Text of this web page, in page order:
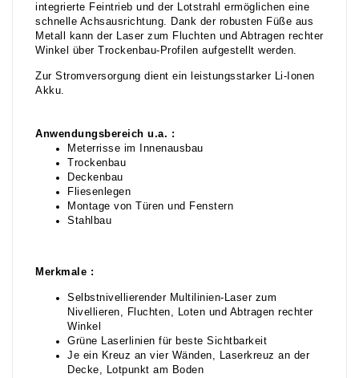
integrierte Feintrieb und der Lotstrahl ermöglichen eine
schnelle Achsausrichtung. Dank der robusten Füße aus
Metall kann der Laser zum Fluchten und Abtragen rechter
Winkel über Trockenbau-Profilen aufgestellt werden.
Zur Stromversorgung dient ein leistungsstarker Li-Ionen
Akku.
Anwendungsbereich u.a. :
Meterrisse im Innenausbau
Trockenbau
Deckenbau
Fliesenlegen
Montage von Türen und Fenstern
Stahlbau
Merkmale :
Selbstnivellierender Multilinien-Laser zum
Nivellieren, Fluchten, Loten und Abtragen rechter
Winkel
Grüne Laserlinien für beste Sichtbarkeit
Je ein Kreuz an vier Wänden, Laserkreuz an der
Decke, Lotpunkt am Boden